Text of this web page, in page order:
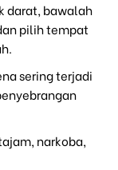
darat, bawalah
pilih tempat
sering terjadi
narkoba,